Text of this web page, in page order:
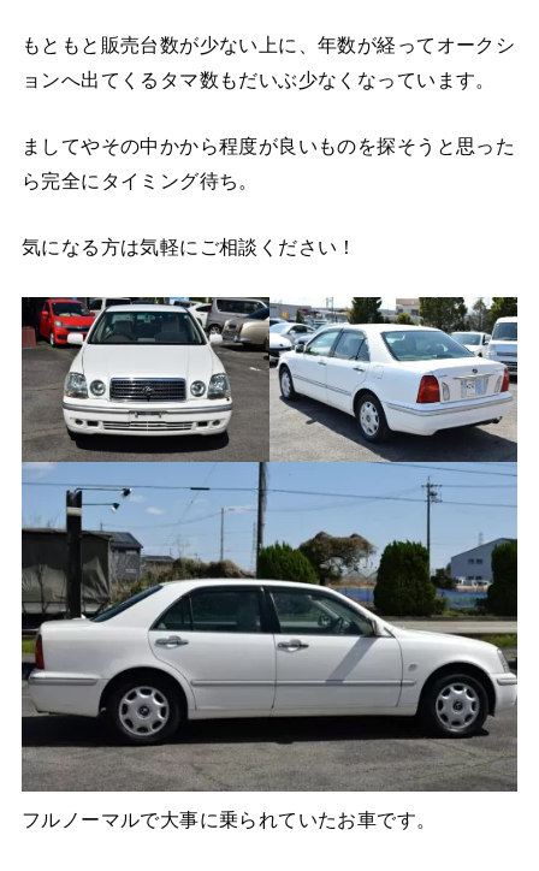
もともと販売台数が少ない上に、年数が経ってオークシ
ョンへ出てくるタマ数もだいぶ少なくなっています。
ましてやその中かから程度が良いものを探そうと思った
ら完全にタイミング待ち。
気になる方は気軽にご相談ください！
フルノーマルで大事に乗られていたお車です。